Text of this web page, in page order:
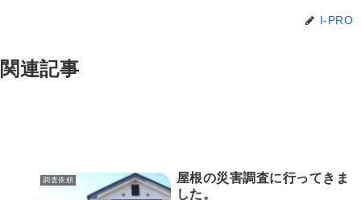
I-PRO
関連記事
調査依頼
屋根の災害調査に行ってきま
した。